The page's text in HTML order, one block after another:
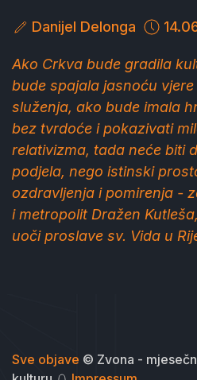
Danijel Delonga
Ako Crkva bude gradila
bude spajala jasnoću
služenja, ako bude imala
bez tvrdoće i pokazivati
relativizma, tada neće biti
podjela, nego istinski
ozdravljenja i pomirenja -
i metropolit Dražen
uoči proslave sv. Vida u
Sve objave © Zvona -